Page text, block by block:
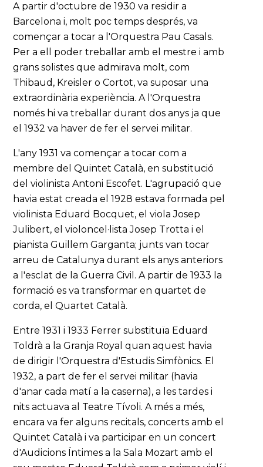
A partir d'octubre de 1930 va residir a
Barcelona i, molt poc temps després, va
començar a tocar a l'Orquestra Pau Casals.
Per a ell poder treballar amb el mestre i amb
grans solistes que admirava molt, com
Thibaud, Kreisler o Cortot, va suposar una
extraordinària experiència. A l'Orquestra
només hi va treballar durant dos anys ja que
el 1932 va haver de fer el servei militar.
L'any 1931 va començar a tocar com a
membre del Quintet Català, en substitució
del violinista Antoni Escofet. L'agrupació que
havia estat creada el 1928 estava formada pel
violinista Eduard Bocquet, el viola Josep
Julibert, el violoncel·lista Josep Trotta i el
pianista Guillem Garganta; junts van tocar
arreu de Catalunya durant els anys anteriors
a l'esclat de la Guerra Civil. A partir de 1933 la
formació es va transformar en quartet de
corda, el Quartet Català.
Entre 1931 i 1933 Ferrer substituïa Eduard
Toldrà a la Granja Royal quan aquest havia
de dirigir l'Orquestra d'Estudis Simfònics. El
1932, a part de fer el servei militar (havia
d'anar cada matí a la caserna), a les tardes i
nits actuava al Teatre Tívoli. A més a més,
encara va fer alguns recitals, concerts amb el
Quintet Català i va participar en un concert
d'Audicions Íntimes a la Sala Mozart amb el